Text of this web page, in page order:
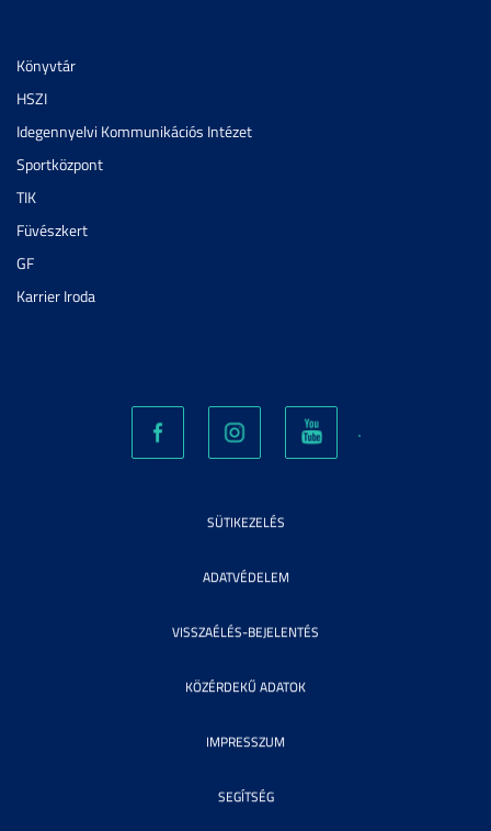
Könyvtár
HSZI
Idegennyelvi Kommunikációs Intézet
Sportközpont
TIK
Füvészkert
GF
Karrier Iroda
SÜTIKEZELÉS
ADATVÉDELEM
VISSZAÉLÉS-BEJELENTÉS
KÖZÉRDEKŰ ADATOK
IMPRESSZUM
SEGÍTSÉG